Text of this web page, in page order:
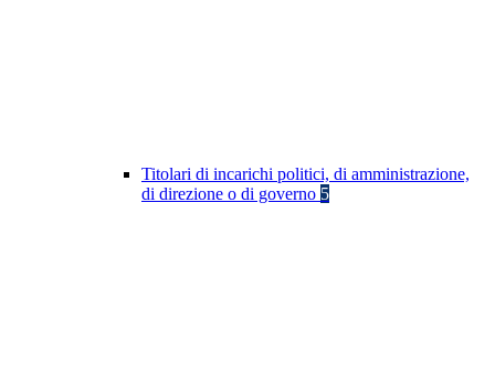
Titolari di incarichi politici, di amministrazione,
di direzione o di governo 5